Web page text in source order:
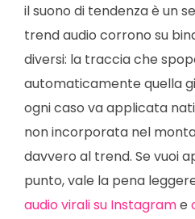
il suono di tendenza è un
trend audio corrono su
diversi: la traccia che
automaticamente quella
ogni caso va applicata
non incorporata nel
davvero al trend. Se vuoi
punto, vale la pena
audio virali su Instagrame